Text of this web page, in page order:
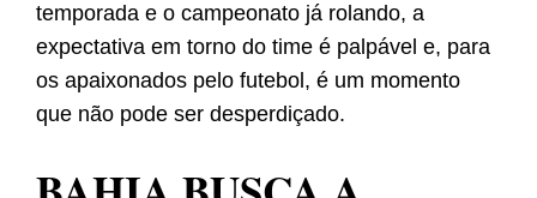
temporada e o campeonato já rolando, a
expectativa em torno do time é palpável e, para
os apaixonados pelo futebol, é um momento
que não pode ser desperdiçado.